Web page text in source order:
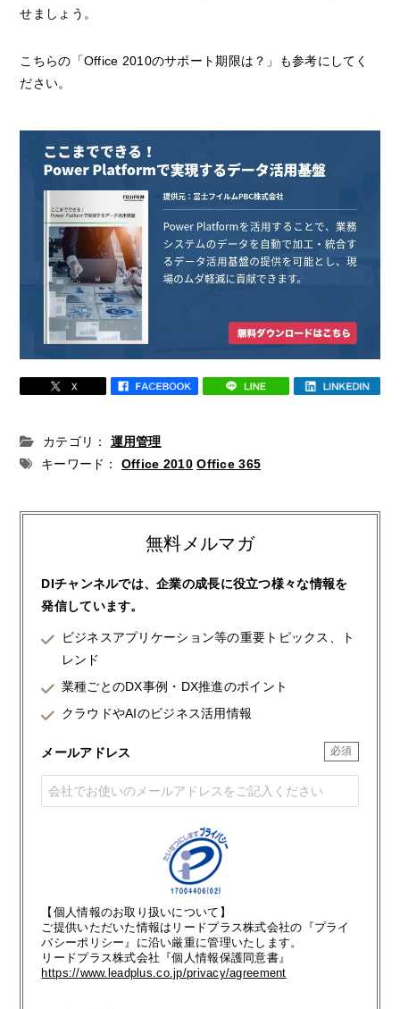
せましょう。
こちらの「Office 2010のサポート期限は？」も参考にしてく
ださい。
カテゴリ：
運用管理
キーワード：
Office 2010 Office 365
無料メルマガ
DIチャンネルでは、企業の成長に役立つ様々な情報を
発信しています。
ビジネスアプリケーション等の重要トピックス、ト
レンド
業種ごとのDX事例・DX推進のポイント
クラウドやAIのビジネス活用情報
メールアドレス
【個人情報のお取り扱いについて】
ご提供いただいた情報はリードプラス株式会社の『プライ
バシーポリシー』に沿い厳重に管理いたします。
リードプラス株式会社『個人情報保護同意書』
https://www.leadplus.co.jp/privacy/agreement